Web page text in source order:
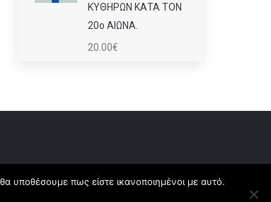
ΚΥΘΗΡΩΝ ΚΑΤΑ ΤΟΝ
20ο ΑΙΩΝΑ.
20.00€
υποθέσουμε πως είστε ικανοποιημένοι με αυτό.